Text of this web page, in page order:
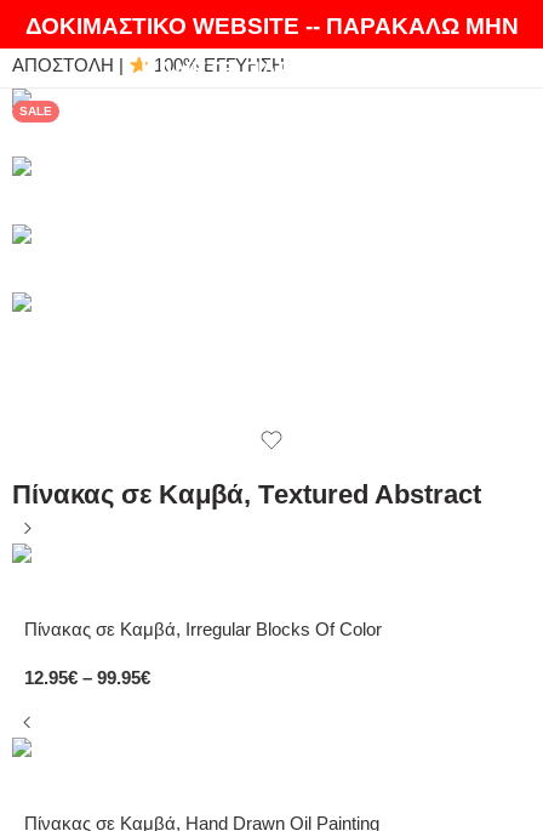
ΔΟΚΙΜΑΣΤΙΚΟ WEBSITE -- ΠΑΡΑΚΑΛΩ ΜΗΝ
ΚΑΝΕΤΕ ΠΑΡΑΓΓΕΛΙΕΣ
ΘΑ ΛΑΤΡΕΨΕΤΕ ΤΑ ΠΡΟΪΟΝΤΑ ΜΑΣ | EXPRESS
ΑΠΟΣΤΟΛΗ | 100% ΕΓΓΥΗΣΗ
SALE
Πίνακας σε Καμβά, Τextured Abstract
Πίνακας σε Καμβά, Irregular Blocks Of Color
12.95€ – 99.95€
Πίνακας σε Καμβά, Hand Drawn Oil Painting